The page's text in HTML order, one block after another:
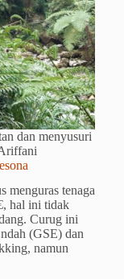
dan menyusuri
menguras tenaga
hal ini tidak
Curug ini
(GSE) dan
namun